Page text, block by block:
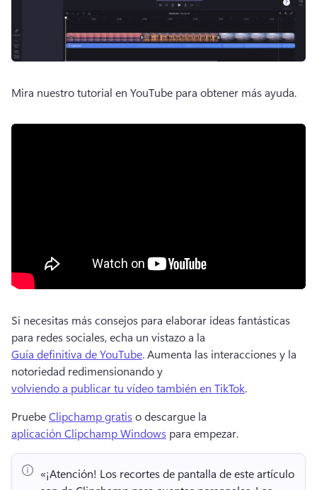
Mira nuestro tutorial en YouTube para obtener más ayuda.
Si necesitas más consejos para elaborar ideas fantásticas
para redes sociales, echa un vistazo a la
Guía definitiva de YouTube. Aumenta las interacciones y la
notoriedad redimensionando y
volviendo a publicar tu vídeo también en TikTok.
Pruebe Clipchamp gratis o descargue la
aplicación Clipchamp Windows para empezar.
«¡Atención! Los recortes de pantalla de este artículo